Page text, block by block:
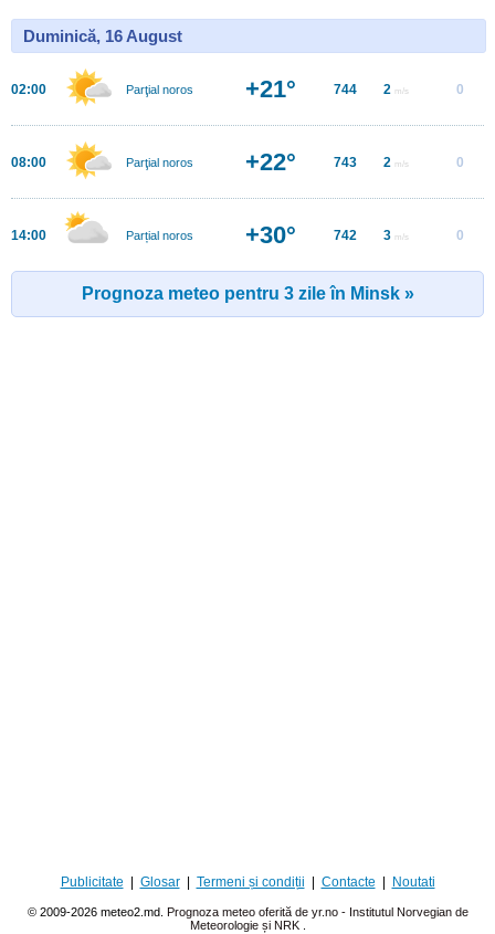
Duminică, 16 August
02:00 Parţial noros +21° 744 2 m/s 0
08:00 Parţial noros +22° 743 2 m/s 0
14:00 Parțial noros +30° 742 3 m/s 0
Prognoza meteo pentru 3 zile în Minsk »
Publicitate Glosar| Termeni și condiții Contacte Noutati
© 2009-2026 meteo2.md. Prognoza meteo oferită de yr.no - Institutul Norvegian de
Meteorologie și NRK